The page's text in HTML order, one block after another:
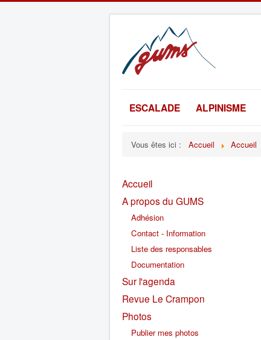
ESCALADE ALPINISME
Vous êtes ici : Accueil Accueil
Accueil
A propos du GUMS
Adhésion
Contact - Information
Liste des responsables
Documentation
Sur l'agenda
Revue Le Crampon
Photos
Publier mes photos